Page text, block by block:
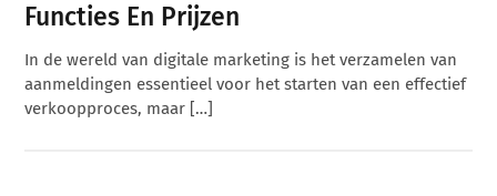
Functies En Prijzen
In de wereld van digitale marketing is het verzamelen van
aanmeldingen essentieel voor het starten van een effectief
verkoopproces, maar […]